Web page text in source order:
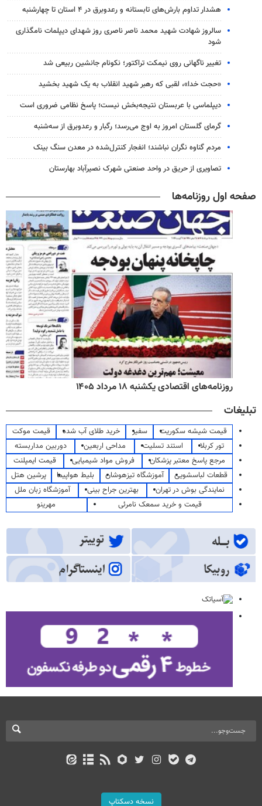
هشدار تداوم بارش‌های تابستانه و رعدوبرق در ۴ استان تا چهارشنبه
سالروز شهادت شهید محمد ناصر ناصری روز شهدای دیپلمات نامگذاری
شود
تغییر ناگهانی روی نیمکت تراکتور؛ نکونام جانشین ربیعی شد
«حجت خدا»، لقبی که رهبر شهید انقلاب به یک شهید بخشید
دیپلماسی با عربستان نتیجه‌بخش نیست؛ پاسخ نظامی ضروری است
گرمای گلستان امروز به اوج می‌رسد؛ رگبار و رعدوبرق از سه‌شنبه
مردم گناوه نگران نباشند؛ انفجار کنترل‌شده در معدن سنگ بینک
تصاویری از حریق در واحد صنعتی شهرک نصیرآباد بهارستان
صفحه اول روزنامه‌ها
روزنامه‌های اقتصادی یکشنبه ۱۸ مرداد ۱۴۰۵
تبلیغات
قیمت شیشه سکوریت سفیر خرید طلای آب شده
قیمت موکت
تور کربلا
استند تسلیت مداحی اربعین
دوربین مداربسته
مرجع پاسخ معتبر پزشکان
فروش مواد شیمیایی
قیمت ایمپلنت
قطعات لباسشویی
آموزشگاه تیزهوشان بلیط هواپیما
پرشین هتل
نمایندگی بوش در تهران
بهترین جراح بینی
آموزشگاه زبان ملل
قیمت و خرید سمعک نامرئی
مهرینو
نسخه دسکتاپ